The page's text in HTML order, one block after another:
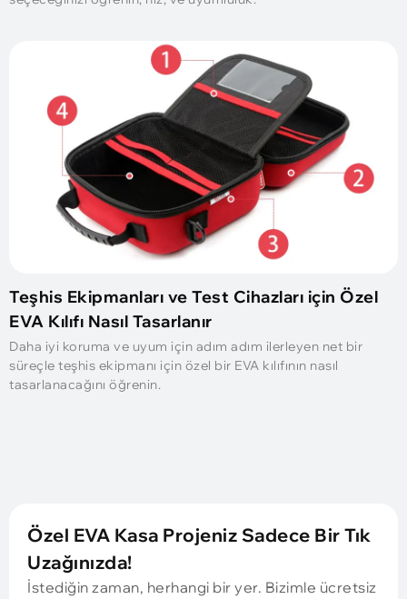
Teşhis Ekipmanları ve Test Cihazları için Özel
EVA Kılıfı Nasıl Tasarlanır
Daha iyi koruma ve uyum için adım adım ilerleyen net bir
süreçle teşhis ekipmanı için özel bir EVA kılıfının nasıl
tasarlanacağını öğrenin.
Özel EVA Kasa Projeniz Sadece Bir Tık
Uzağınızda!
İstediğin zaman, herhangi bir yer. Bizimle ücretsiz